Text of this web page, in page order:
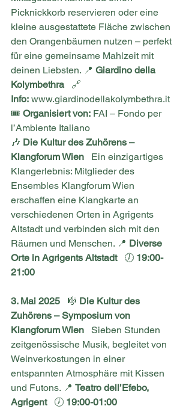
Picknickkorb reservieren oder eine
kleine ausgestattete Fläche zwischen
den Orangenbäumen nutzen – perfekt
für eine gemeinsame Mahlzeit mit
deinen Liebsten. 📍 Giardino della
Kolymbethra 🔗
Info: www.giardinodellakolymbethra.it
🎟 Organisiert von: FAI – Fondo per
l’Ambiente Italiano
🎶 Die Kultur des Zuhörens –
Klangforum Wien Ein einzigartiges
Klangerlebnis: Mitglieder des
Ensembles Klangforum Wien
erschaffen eine Klangkarte an
verschiedenen Orten in Agrigents
Altstadt und verbinden sich mit den
Räumen und Menschen. 📍 Diverse
Orte in Agrigents Altstadt 🕖 19:00-
21:00
3. Mai 2025 🎼 Die Kultur des
Zuhörens – Symposium von
Klangforum Wien Sieben Stunden
zeitgenössische Musik, begleitet von
Weinverkostungen in einer
entspannten Atmosphäre mit Kissen
und Futons. 📍 Teatro dell’Efebo,
Agrigent 🕖 19:00-01:00